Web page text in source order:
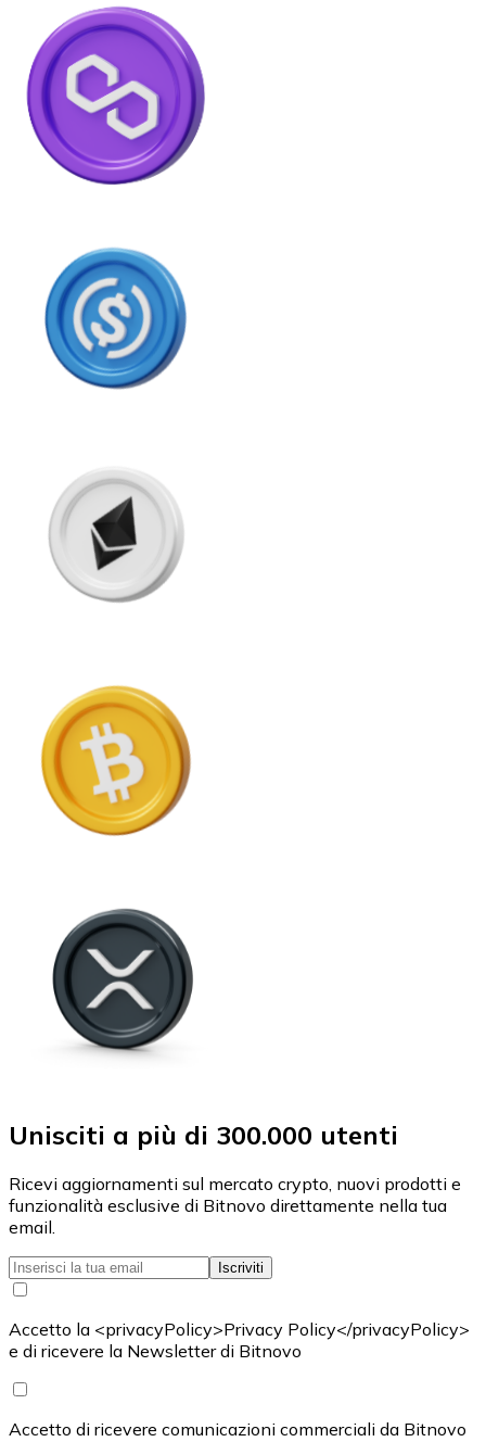
Unisciti a più di 300.000 utenti
Ricevi aggiornamenti sul mercato crypto, nuovi prodotti e
funzionalità esclusive di Bitnovo direttamente nella tua
email.
Iscriviti
Accetto la <privacyPolicy>Privacy Policy</privacyPolicy>
e di ricevere la Newsletter di Bitnovo
Accetto di ricevere comunicazioni commerciali da Bitnovo